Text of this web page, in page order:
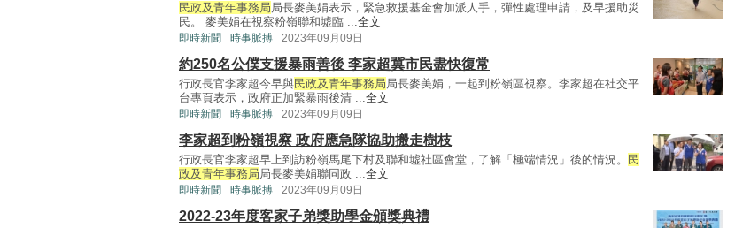
民政及青年事務局局長麥美娟表示，緊急救援基金會加派人手，彈性處理申請，及早援助災
民。 麥美娟在視察粉嶺聯和墟臨 ...全文
即時新聞 時事脈搏 2023年09月09日
約250名公僕支援暴雨善後 李家超冀市民盡快復常
行政長官李家超今早與民政及青年事務局局長麥美娟，一起到粉嶺區視察。李家超在社交平
台專頁表示，政府正加緊暴雨後清 ...全文
即時新聞 時事脈搏 2023年09月09日
李家超到粉嶺視察 政府應急隊協助搬走樹枝
行政長官李家超早上到訪粉嶺馬尾下村及聯和墟社區會堂，了解「極端情況」後的情況。
民
政及青年事務局局長麥美娟聯同政 ...全文
即時新聞 時事脈搏 2023年09月09日
2022-23年度客家子弟獎助學金頒獎典禮